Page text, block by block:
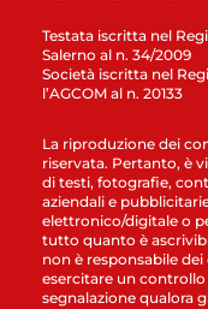
Testata iscritta nel
Salerno al n. 34/2009
Società iscritta nel
l’AGCOM al n. 20133
La riproduzione dei
riservata. Pertanto, è
di testi, fotografie,
aziendali e
elettronico/digitale o
tutto quanto è
non è responsabile
esercitare un
segnalazione qualora